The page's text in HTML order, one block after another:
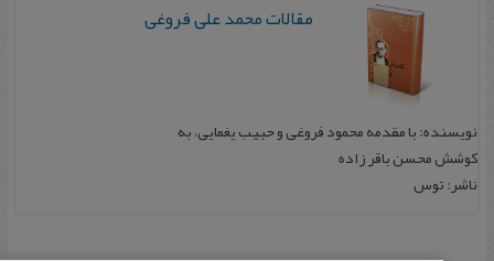
مقالات محمد علی فروغی
نویسنده: با مقدمه محمود فروغی و حبیب یغمایی، به
کوشش محسن باقر زاده
ناشر: توس